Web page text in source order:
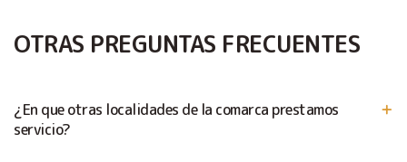
OTRAS PREGUNTAS FRECUENTES
¿En que otras localidades de la comarca prestamos
servicio?